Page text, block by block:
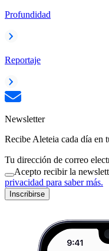
Profundidad
Reportaje
Newsletter
Recibe Aleteia cada día en
Tu dirección de correo
Acepto recibir la
privacidad para saber más.
Inscribirse